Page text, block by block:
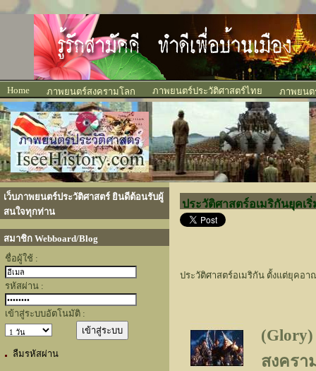
Home ภาพยนตร์สงครามโลก ภาพยนตร์ประวัติศาสตร์ไทย ภาพยนต
เว็บภาพยนตร์ประวัติศาสตร์ ยินดีต้อนรับผู้
สนใจทุกท่าน
สมาชิก Webboard/Blog
ชื่อผู้ใช้ :
รหัสผ่าน :
เข้าสู่ระบบอัตโนมัติ :
ลืมรหัสผ่าน
ประวัติศาสตร์อเมริกันยุคเ
ประวัติศาสตร์อเมริกัน ตั้งแต่ยุคอ
สงครา